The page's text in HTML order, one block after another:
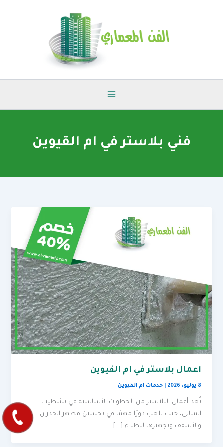
فني بلاستر في ام القيوين
اعمال بلاستر في ام القيوين
8 يوليو، 2026 |خدمات ام القيوين
تُعد أعمال البلاستر من الخطوات الأساسية في تشطيب
المباني، حيث تلعب دورًا مهمًا في تحسين مظهر الجدران
والأسقف وتجهيزها للطلاء […]